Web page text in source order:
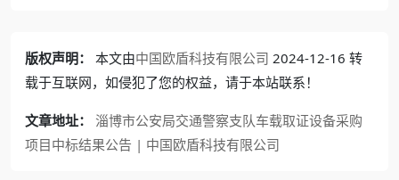
版权声明： 本文由中国欧盾科技有限公司 2024-12-16 转
载于互联网，如侵犯了您的权益，请于本站联系！
文章地址：
淄博市公安局交通警察支队车载取证设备采购
项目中标结果公告 | 中国欧盾科技有限公司